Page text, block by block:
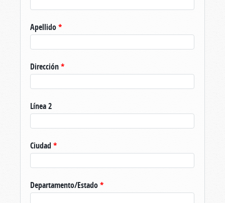
Apellido*
Dirección*
Línea 2
Ciudad *
Departamento/Estado*